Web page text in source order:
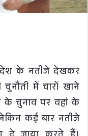
के नतीजे देखकर
में चारों खाने
के चुनाव पर वहां के
कई बार नतीजे